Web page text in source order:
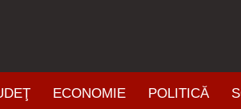
ECONOMIE POLITICĂ